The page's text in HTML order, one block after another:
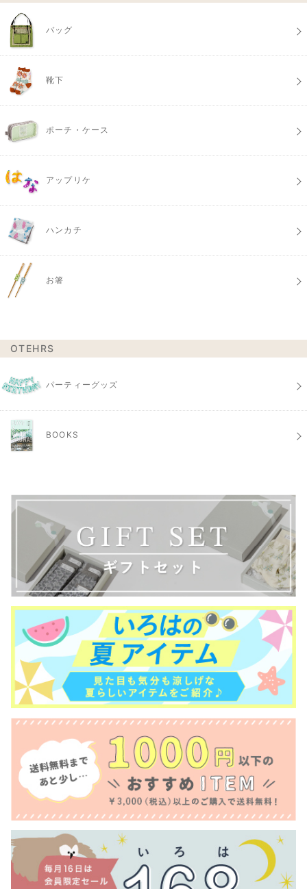
バッグ
靴下
ポーチ・ケース
アップリケ
ハンカチ
お箸
OTEHRS
パーティーグッズ
BOOKS